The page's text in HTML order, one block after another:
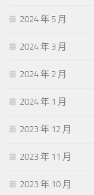
2024 年 5 月
2024 年 3 月
2024 年 2 月
2024 年 1 月
2023 年 12 月
2023 年 11 月
2023 年 10 月